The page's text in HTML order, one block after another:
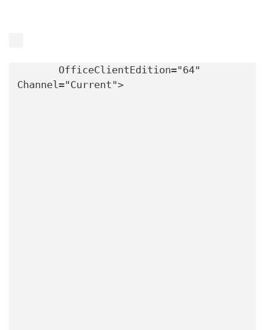
OfficeClientEdition="64"
Channel="Current">